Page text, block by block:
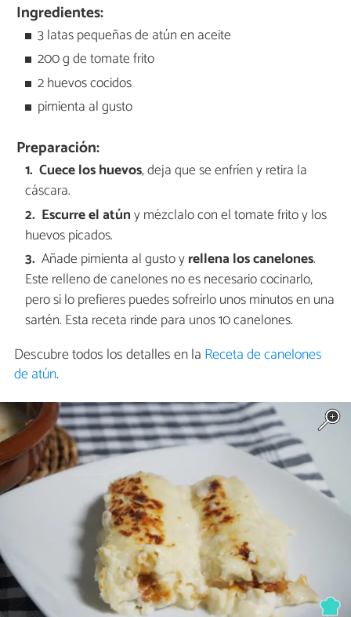
Ingredientes:
3 latas pequeñas de atún en aceite
200 g de tomate frito
2 huevos cocidos
pimienta al gusto
Preparación:
Cuece los huevos, deja que se enfríen y retira la
cáscara.
Escurre el atúny mézclalo con el tomate frito y los
huevos picados.
Añade pimienta al gusto yrellena los canelones.
Este relleno de canelones no es necesario cocinarlo,
pero si lo prefieres puedes sofreírlo unos minutos en una
sartén. Esta receta rinde para unos 10 canelones.
Descubre todos los detalles en la Receta de canelones
de atún.